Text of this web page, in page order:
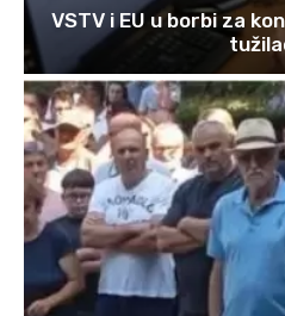
VSTV i EU u borbi za